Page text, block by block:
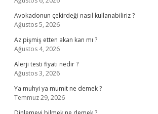
Avokadonun çekirdeği nasıl kullanabiliriz ?
Ağustos 5, 2026
Az pişmiş etten akan kan mı ?
Ağustos 4, 2026
Alerji testi fiyatı nedir ?
Ağustos 3, 2026
Ya muhyi ya mumit ne demek ?
Temmuz 29, 2026